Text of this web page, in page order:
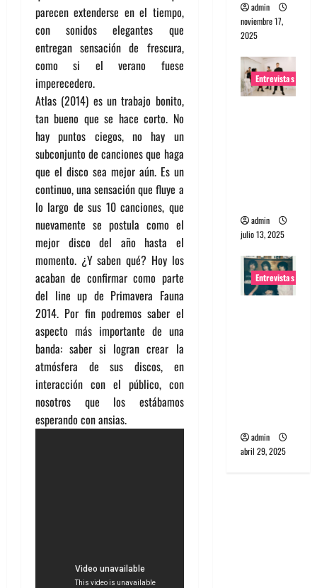
parecen extenderse en el tiempo,
con sonidos elegantes que
entregan sensación de frescura,
como si el verano fuese
imperecedero.
Atlas (2014) es un trabajo bonito,
tan bueno que se hace corto. No
hay puntos ciegos, no hay un
subconjunto de canciones que haga
que el disco sea mejor aún. Es un
continuo, una sensación que fluye a
lo largo de sus 10 canciones, que
nuevamente se postula como el
mejor disco del año hasta el
momento. ¿Y saben qué? Hoy los
acaban de confirmar como parte
del line up de Primavera Fauna
2014. Por fin podremos saber el
aspecto más importante de una
banda: saber si logran crear la
atmósfera de sus discos, en
interacción con el público, con
nosotros que los estábamos
esperando con ansias.
admin
noviembre 17,
2025
Entrevistas
admin
julio 13, 2025
Entrevistas
admin
abril 29, 2025